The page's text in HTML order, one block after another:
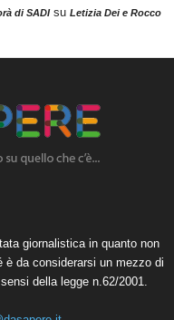
di SADIsu Letizia Dei e Rocco
giornalistica in quanto non
è da considerarsi un mezzo di
della legge n.62/2001.